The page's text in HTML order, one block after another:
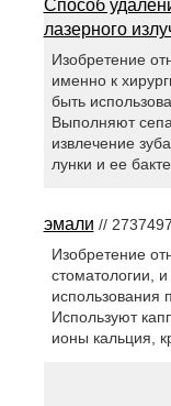
Способ
лазерного
Изобретение
именно к
быть
Выполняют
извлечение
лунки и ее
эмали // 2737497
Изобретение
стоматологии,
использования
Используют
ионы кальция,